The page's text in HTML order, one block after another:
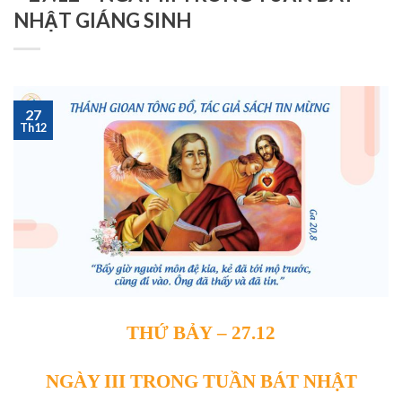
NHẬT GIÁNG SINH
27
Th12
THỨ BẢY – 27.12
NGÀY III TRONG TUẦN BÁT NHẬT